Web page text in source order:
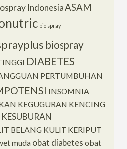
Indonesia ASAM
bio spray
biospray
DIABETES
PERTUMBUHAN
INSOMNIA
KEGUGURAN KENCING
KESUBURAN
BELANG KULIT KERIPUT
muda obat diabetes obat